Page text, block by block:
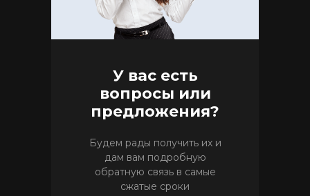
У вас есть
вопросы или
предложения?
Будем рады получить их и
дам вам подробную
обратную связь в самые
сжатые сроки